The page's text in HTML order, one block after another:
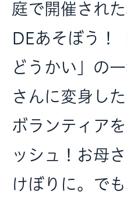
庭で開催され
DEあそぼう！
どうかい」の
さんに変身し
ボランティア
ッシュ！お母
けぼりに。で